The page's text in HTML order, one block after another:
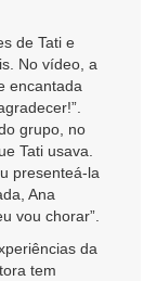
de Tati e
No vídeo, a
encantada
grupo, no
Tati usava.
presenteá-la
Ana
vou chorar”.
da
tem